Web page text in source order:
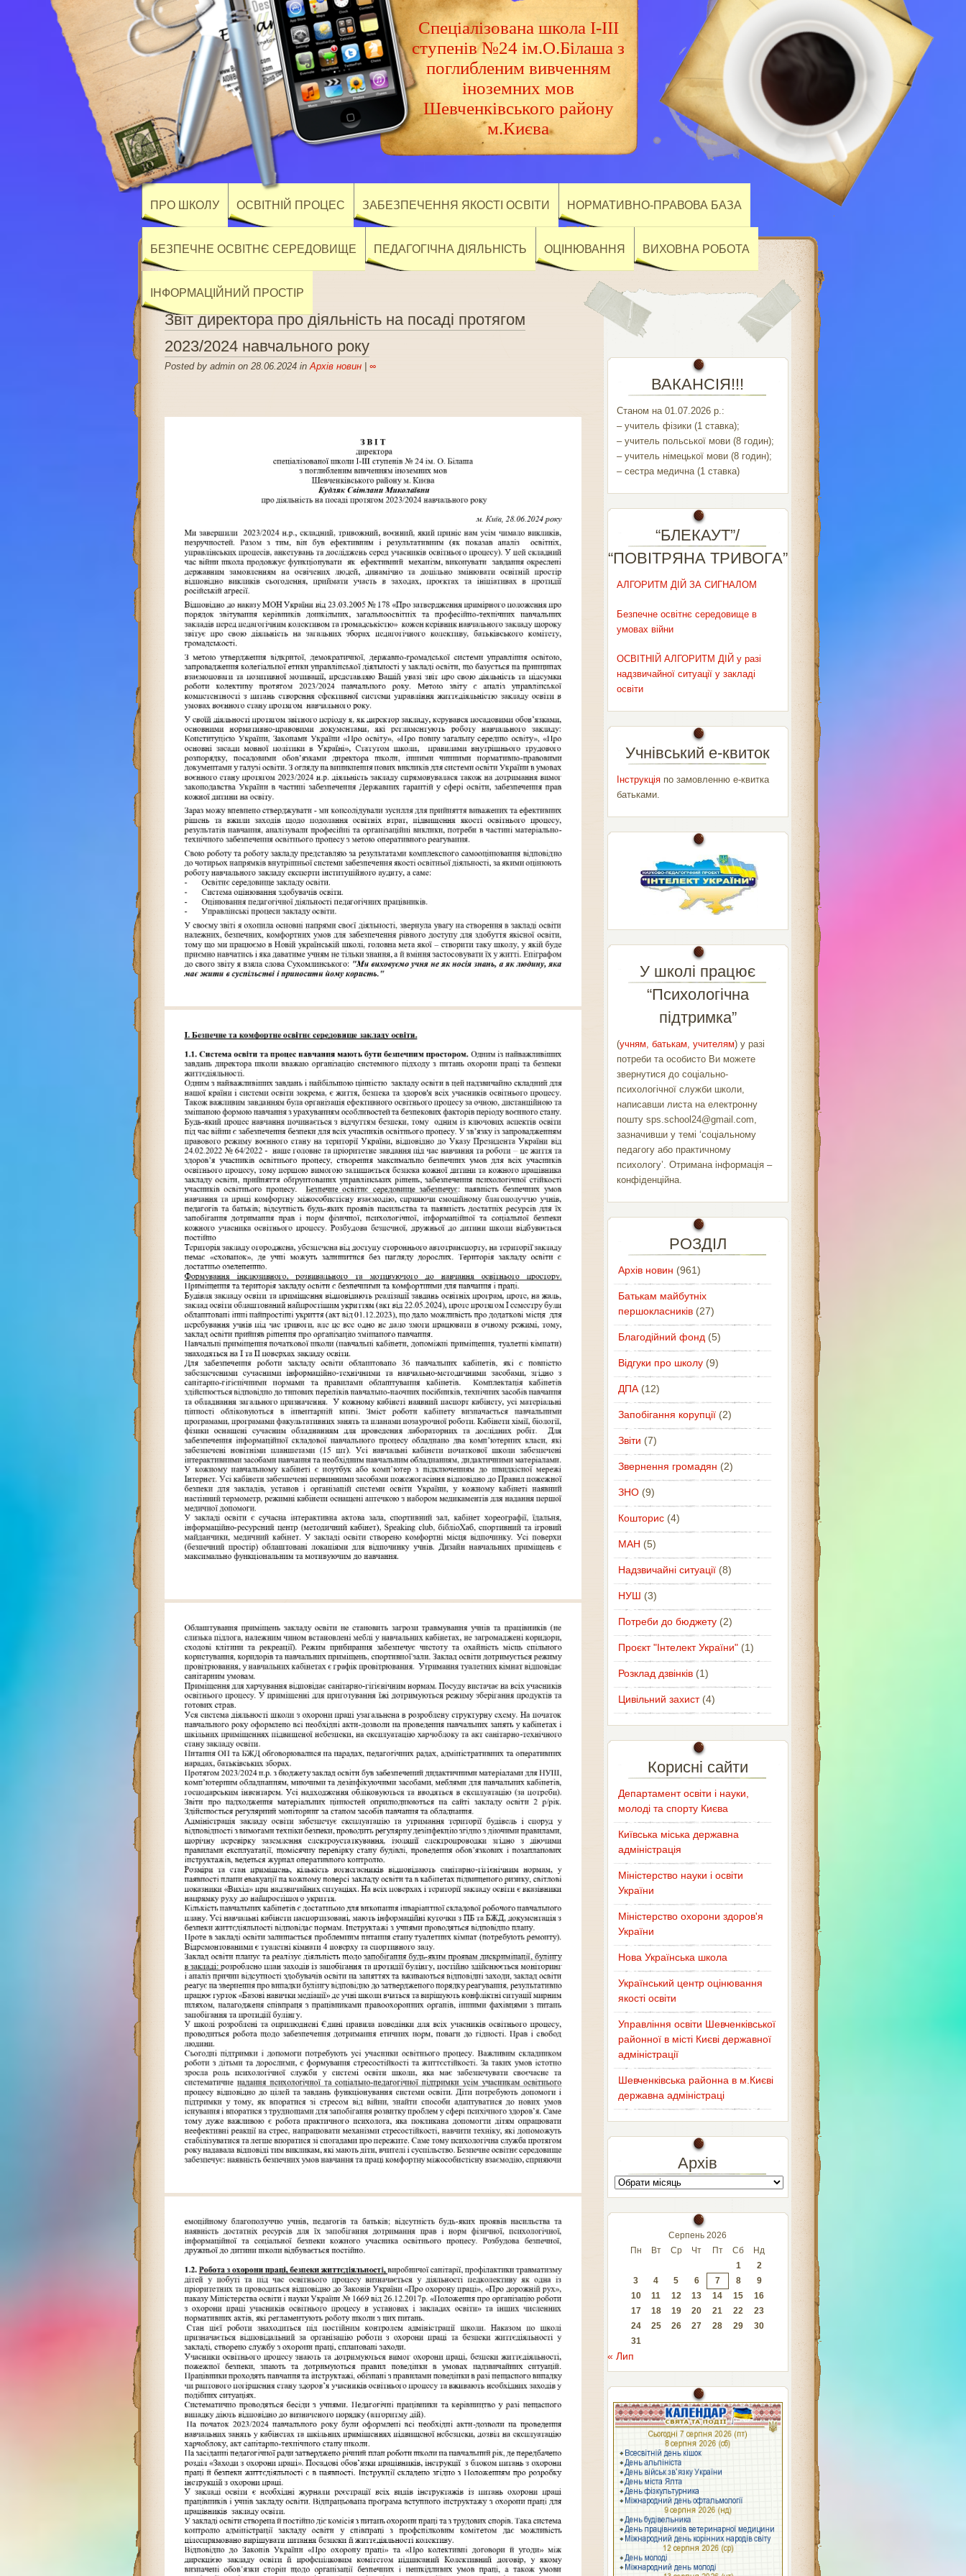
Спеціалізована школа І-ІІІ
ступенів №24 ім.О.Білаша з
поглибленим вивченням
іноземних мов
Шевченківського району
м.Києва
ПРО ШКОЛУ ОСВІТНІЙ ПРОЦЕС ЗАБЕЗПЕЧЕННЯ ЯКОСТІ ОСВІТИ НОРМАТИВНО-ПРАВОВА БАЗА
БЕЗПЕЧНЕ ОСВІТНЄ СЕРЕДОВИЩЕ ПЕДАГОГІЧНА ДІЯЛЬНІСТЬ ОЦІНЮВАННЯ ВИХОВНА РОБОТА
ІНФОРМАЦІЙНИЙ ПРОСТІР
Звіт директора про діяльність на посаді протягом
2023/2024 навчального року
Posted by admin on 28.06.2024 inАрхів новин| ∞
ВАКАНСІЯ!!!
Станом на 01.07.2026 р.:
– учитель фізики (1 ставка);
– учитель польської мови (8 годин);
– учитель німецької мови (8 годин);
– сестра медична (1 ставка)
“БЛЕКАУТ”/
“ПОВІТРЯНА ТРИВОГА”
АЛГОРИТМ ДІЙ ЗА СИГНАЛОМ
Безпечне освітнє середовище в
умовах війни
ОСВІТНІЙ АЛГОРИТМ ДІЙ у разі
надзвичайної ситуації у закладі
освіти
Учнівський е-квиток
Інструкціяпо замовленню е-квитка
батьками.
У школі працює
“Психологічна
підтримка”
(учням, батькам, учителям) у разі
потреби та особисто Ви можете
звернутися до соціально-
психологічної служби школи,
написавши листа на електронну
пошту sps.school24@gmail.com,
зазначивши у темі ‘соціальному
педагогу або практичному
психологу’. Отримана інформація –
конфіденційна.
РОЗДІЛ
Архів новин (961)
Батькам майбутніх
першокласників(27)
Благодійний фонд (5)
Відгуки про школу(9)
ДПА(12)
Запобігання корупції(2)
Звіти (7)
Звернення громадян (2)
ЗНО(9)
Кошторис(4)
МАН (5)
Надзвичайні ситуації(8)
НУШ (3)
Потреби до бюджету(2)
Проєкт "Інтелект України"(1)
Розклад дзвінків(1)
Цивільний захист(4)
Корисні сайти
Департамент освіти і науки,
молоді та спорту Києва
Київська міська державна
адміністрація
Міністерство науки і освіти
України
Міністерство охорони здоров'я
України
Нова Українська школа
Український центр оцінювання
якості освіти
Управління освіти Шевченківської
районної в місті Києві державної
адміністрації
Шевченківська районна в м.Києві
державна адміністраці
Архів
Серпень 2026
Пн
Вт Ср Чт Пт Сб
Нд
1
2
3
4 5 6 7 8
9
10
11 12 13 14 15
16
17
18 19 20 21 22
23
24
25 26 27 28 29
30
31
« Лип